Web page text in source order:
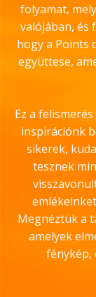
folyamat,
valójában, és
hogy a Points
együttese,
Ez a
inspirációnk
sikerek,
tesznek
Megnéztük a
amelyek
fénykép,